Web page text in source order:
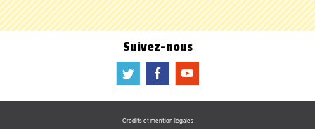
Suivez-nous
a b f
Crédits et mention légales